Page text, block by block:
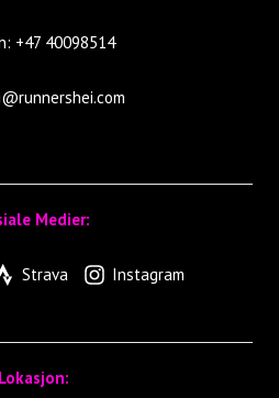
+47 40098514
Medier:
Strava Instagram
Lokasjon: